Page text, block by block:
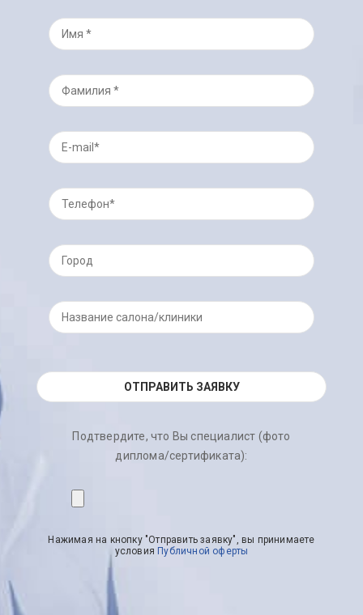
Подтвердите, что Вы специалист (фото
диплома/сертификата):
Нажимая на кнопку "Отправить заявку", вы принимаете
условия Публичной оферты